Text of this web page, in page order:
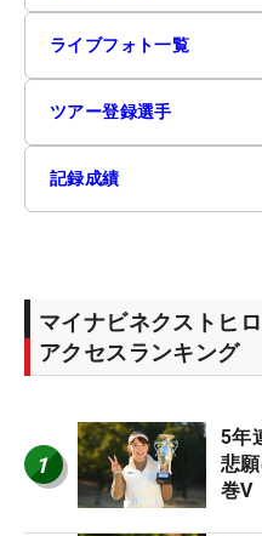
ライブフォト一覧
ツアー登録選手
記録成績
マイナビネクストヒ
アクセスランキング
1
5年
悲
巻V